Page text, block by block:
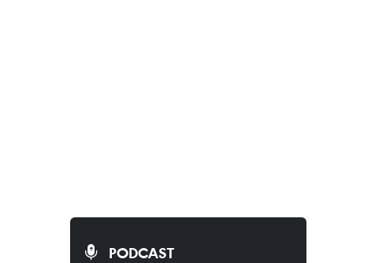
PODCAST